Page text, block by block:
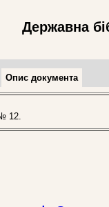
Державна
Опис документа
12.